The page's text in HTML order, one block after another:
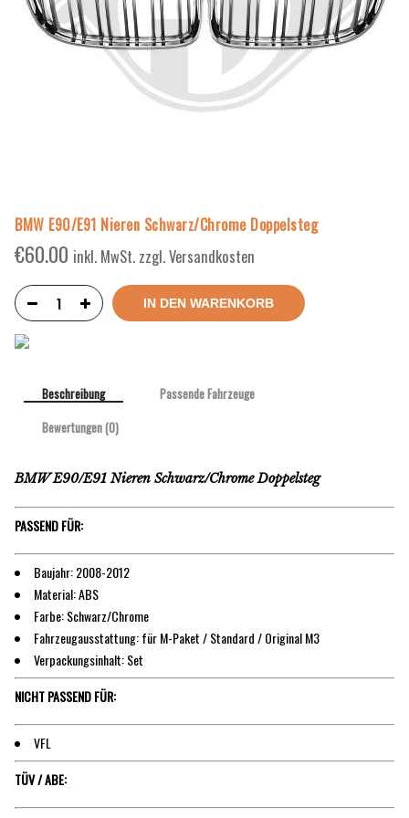
BMW E90/E91 Nieren Schwarz/Chrome Doppelsteg
€60.00 inkl. MwSt. zzgl. Versandkosten
IN DEN WARENKORB
Beschreibung
Passende Fahrzeuge
Bewertungen (0)
BMW E90/E91 Nieren Schwarz/Chrome Doppelsteg
PASSEND FÜR:
Baujahr: 2008-2012
Material: ABS
Farbe: Schwarz/Chrome
Fahrzeugausstattung: für M-Paket / Standard / Original M3
Verpackungsinhalt: Set
NICHT PASSEND FÜR:
VFL
TÜV / ABE: